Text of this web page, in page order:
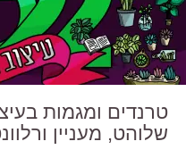
טרנדים ומגמות
שלוהט, מעניין ורלוונטי ל-